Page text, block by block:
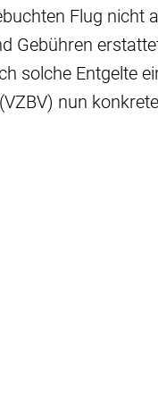
Flug nicht
Gebühren
solche Entgelte
nun